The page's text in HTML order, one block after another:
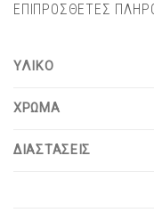
ΕΠΙΠΡΟΣΘΕΤΕΣ
ΥΛΙΚΟ
ΧΡΩΜΑ
ΔΙΑΣΤΑΣΕΙΣ